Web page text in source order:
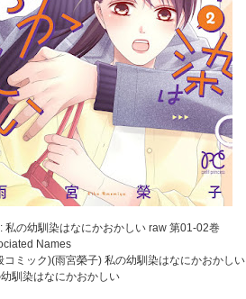
私の幼馴染はなにかおかしい raw 第01-02巻
Names
コミック)(雨宮榮子) 私の幼馴染はなにかおかしい
馴染はなにかおかしい